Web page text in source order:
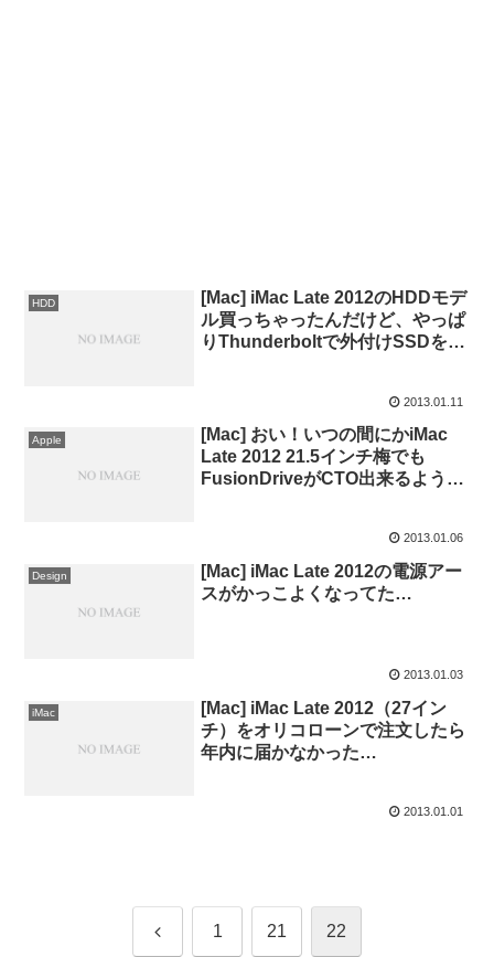
HDD
[Mac] iMac Late 2012のHDDモデ
ル買っちゃったんだけど、やっぱ
りThunderboltで外付けSSDを起
2013.01.11
Apple
[Mac] おい！いつの間にかiMac
Late 2012 21.5インチ梅でも
FusionDriveがCTO出来るように
2013.01.06
Design
[Mac] iMac Late 2012の電源アー
スがかっこよくなってた…
2013.01.03
iMac
[Mac] iMac Late 2012（27イン
チ）をオリコローンで注文したら
年内に届かなかった…
2013.01.01
前 1 21 22